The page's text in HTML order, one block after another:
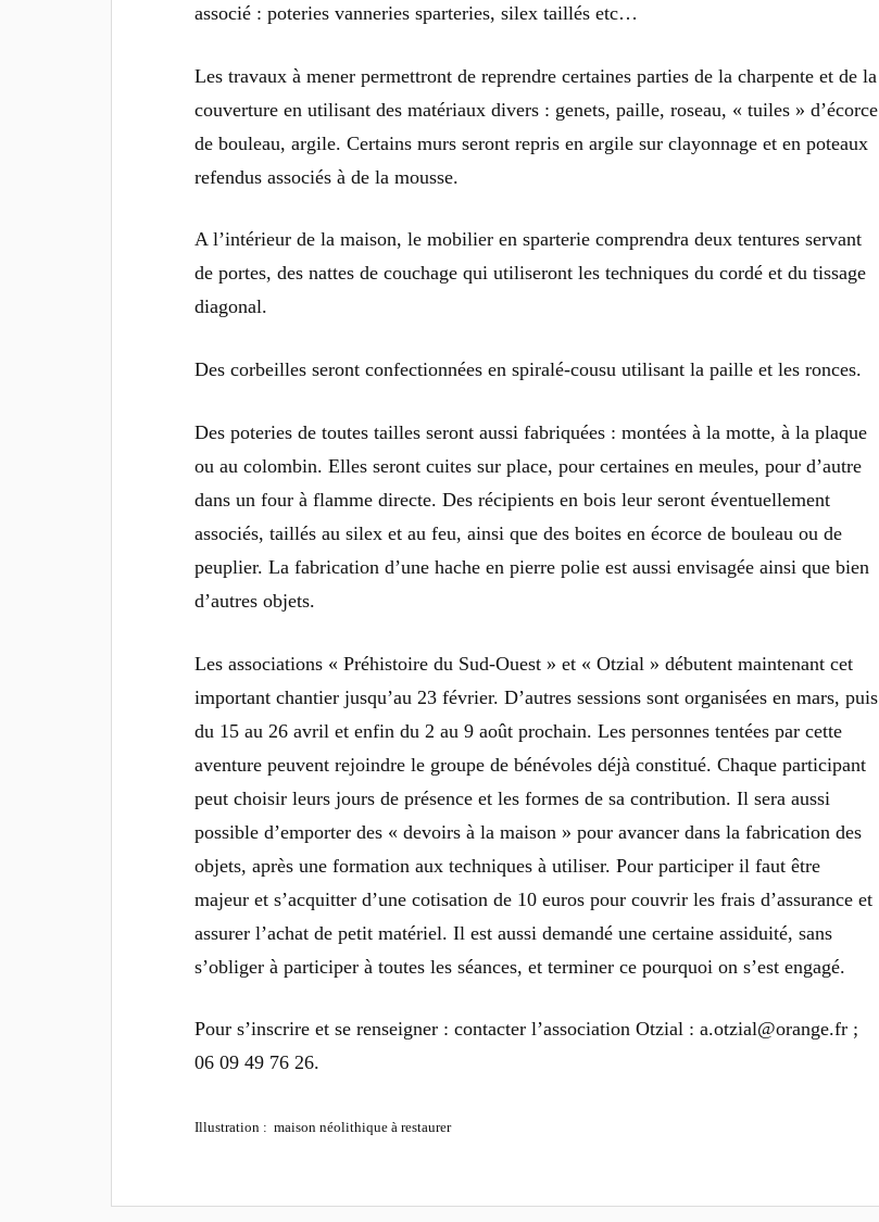
associé : poteries vanneries sparteries, silex taillés etc…
Les travaux à mener permettront de reprendre certaines parties de la charpente et de la
couverture en utilisant des matériaux divers : genets, paille, roseau, « tuiles » d’écorce
de bouleau, argile. Certains murs seront repris en argile sur clayonnage et en poteaux
refendus associés à de la mousse.
A l’intérieur de la maison, le mobilier en sparterie comprendra deux tentures servant
de portes, des nattes de couchage qui utiliseront les techniques du cordé et du tissage
diagonal.
Des corbeilles seront confectionnées en spiralé-cousu utilisant la paille et les ronces.
Des poteries de toutes tailles seront aussi fabriquées : montées à la motte, à la plaque
ou au colombin. Elles seront cuites sur place, pour certaines en meules, pour d’autre
dans un four à flamme directe. Des récipients en bois leur seront éventuellement
associés, taillés au silex et au feu, ainsi que des boites en écorce de bouleau ou de
peuplier. La fabrication d’une hache en pierre polie est aussi envisagée ainsi que bien
d’autres objets.
Les associations « Préhistoire du Sud-Ouest » et « Otzial » débutent maintenant cet
important chantier jusqu’au 23 février. D’autres sessions sont organisées en mars, puis
du 15 au 26 avril et enfin du 2 au 9 août prochain. Les personnes tentées par cette
aventure peuvent rejoindre le groupe de bénévoles déjà constitué. Chaque participant
peut choisir leurs jours de présence et les formes de sa contribution.Il sera aussi
possible d’emporter des « devoirs à la maison » pour avancer dans la fabrication des
objets, après une formation aux techniques à utiliser. Pour participer il faut être
majeur et s’acquitter d’une cotisation de 10 euros pourcouvrir les frais d’assurance et
assurer l’achat de petit matériel. Il est aussi demandéune certaine assiduité, sans
s’obliger à participer à toutes les séances, et terminer ce pourquoi on s’est engagé.
Pour s’inscrire et se renseigner : contacter l’association Otzial :a.otzial@orange.fr ;
06 09 49 76 26.
Illustration : maison néolithique à restaurer